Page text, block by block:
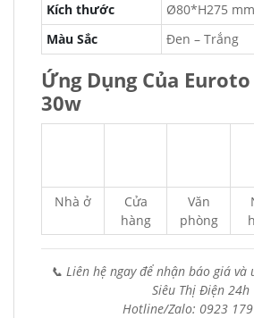
Kích thước
Ø80*H275 mm
Màu Sắc
Đen – Trắng
Ứng Dụng Của Euroto
30w
Nhà ở
Cửa
hàng
Văn
phòng
📞 Liên hệ ngay để nhận báo giá
Siêu Thị Điện 24h
Hotline/Zalo: 0923